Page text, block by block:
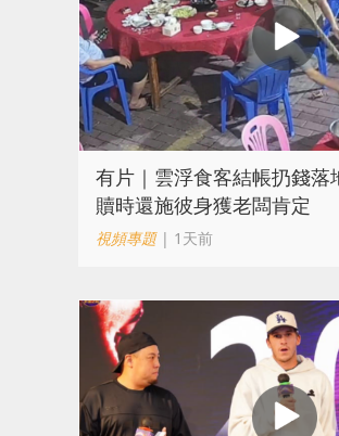
有片｜雲浮食客結帳扔錢
贖時還施彼身獲老闆肯定
視頻專題| 1天前